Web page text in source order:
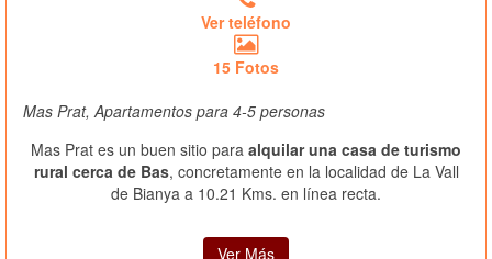
Ver teléfono
15 Fotos
Mas Prat, Apartamentos para 4-5 personas
Mas Prat es un buen sitio para alquilar una casa de turismo
rural cerca de Bas, concretamente en la localidad de La Vall
de Bianya a 10.21 Kms. en línea recta.
Ver Más